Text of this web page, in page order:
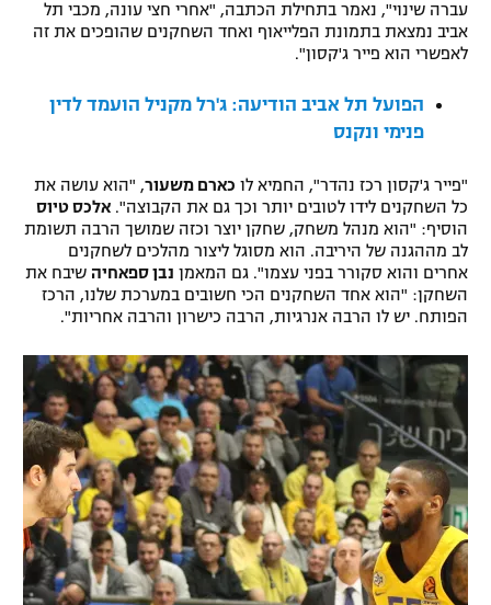
מדיניות פרטיות
רשיון להקרנה פומבית לבית עסק
הצטרפות לחבילת הערוצים
לוח דרושים – ג'ובנט
תגיות
המגזין
גיימינג E-Sports
עברה שינוי", נאמר בתחילת הכתבה, "אחרי חצי עונה, מכבי תל
אביב נמצאת בתמונת הפלייאוף ואחד השחקנים שהופכים את זה
לאפשרי הוא פייר ג'קסון".
הפועל תל אביב הודיעה: ג'רל מקניל הועמד לדין
פנימי ונקנס
"פייר ג'קסון רכז נהדר", החמיא לו כארם משעור, "הוא עושה את
כל השחקנים לידו לטובים יותר וכך גם את הקבוצה". אלכס טיוס
הוסיף: "הוא מנהל משחק, שחקן יוצר וכזה שמושך הרבה תשומת
לב מההגנה של היריבה. הוא מסוגל ליצור מהלכים לשחקנים
אחרים והוא סקורר בפני עצמו". גם המאמן נבן ספאחיה שיבח את
השחקן: "הוא אחד השחקנים הכי חשובים במערכת שלנו, הרכז
הפותח. יש לו הרבה אנרגיות, הרבה כישרון והרבה אחריות".